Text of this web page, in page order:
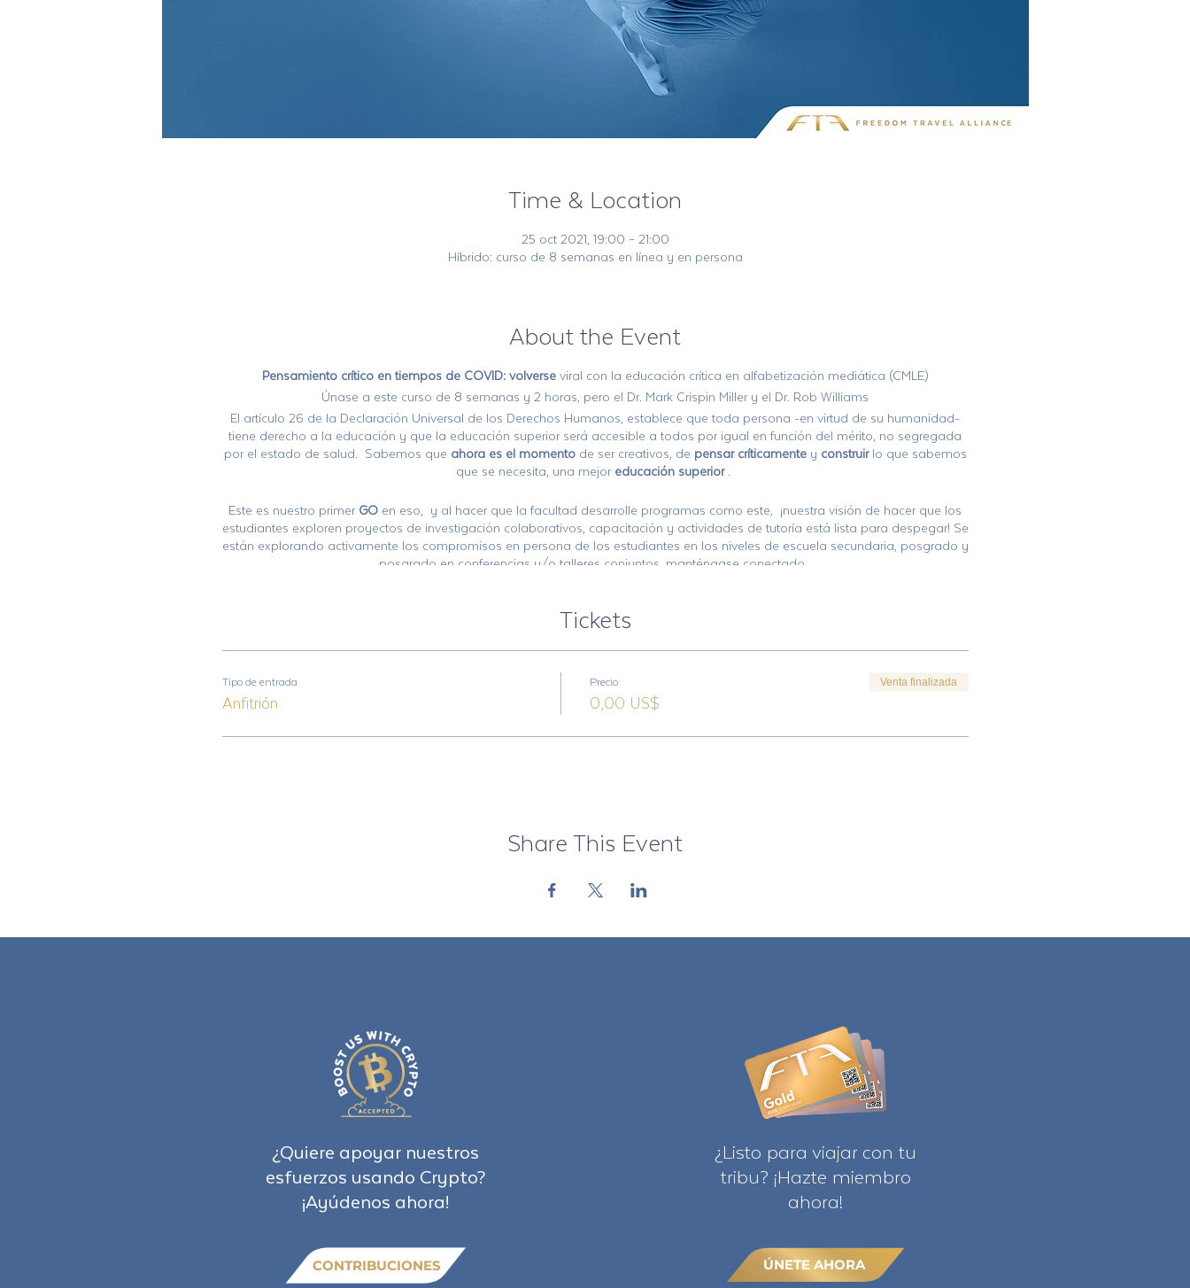
Time & Location
25 oct 2021, 19:00 – 21:00
Híbrido: curso de 8 semanas en línea y en persona
About the Event
Pensamiento crítico en tiempos de COVID: volverseviral con la educación crítica en alfabetización mediática (CMLE)
Únase a este curso de 8 semanas y 2 horas, pero el Dr. Mark Crispin Miller y el Dr. Rob Williams
El artículo 26 de la Declaración Universal de los Derechos Humanos, establece que toda persona -en virtud de su humanidad-
tiene derecho a la educación y que la educación superior será accesible a todos por igual en función del mérito, no segregada
por el estado de salud. Sabemos que ahora es el momentode ser creativos, de pensar críticamentey construirlo que sabemos
que se necesita, una mejor educación superior.
Este es nuestro primer GO en eso, y al hacer que la facultad desarrolle programas como este, ¡nuestra visión de hacer que los
estudiantes exploren proyectos de investigación colaborativos, capacitación y actividades de tutoría está lista para despegar! Se
están explorando activamente los compromisos en persona de los estudiantes en los niveles de escuela secundaria, posgrado y
posgrado en conferencias y/o talleres conjuntos, manténgase conectado.
Alliance lo alentamos a reunirse para aprender en un ambiente grupal, para que esto sea verdaderamente un híbrido de
cualquiera que se abra para organizar esta clase semanal en persona, ¡una matrícula gratis y una caja de regalos! Esta clase
se impartirá en una plataforma de webinar usando zoom. La primera hora serán conferencias de Rob y Mark y luego se abrirán
para debates en vivo y preguntas y respuestas. Cada clase será grabada.
Tickets
Tipo de entrada
Anfitrión
Precio
0,00 US$
Venta finalizada
Share This Event
¿Quiere apoyar nuestros
esfuerzos usando Crypto?
¡Ayúdenos ahora!
CONTRIBUCIONES
¿Listo para viajar con tu
tribu? ¡Hazte miembro
ahora!
ÚNETE AHORA